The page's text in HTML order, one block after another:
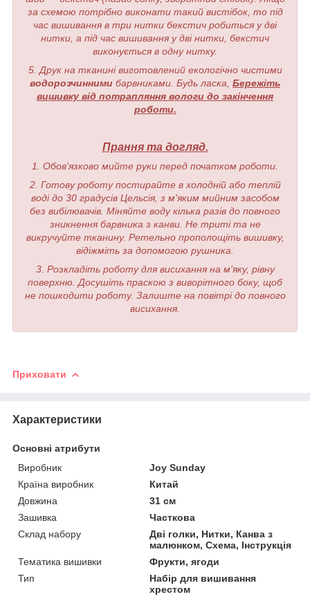
за схемою потрібно виконати такий вистібок, то під
час вишивання в три нитки бекстич робиться у дві
нитки, а під час вишивання у дві нитки, бекстич
виконується в одну нитку.
5. Друк на тканині виготовлений екологічно чистими
водорозчинними барвниками. Будь ласка, Бережіть
вишивку від потрапляння вологи до закінчення
роботи.
Прання та догляд.
1. Обов'язково мийте руки перед початком роботи.
2. Готову роботу постирайте в холодній або теплій
воді до 30 градусів Цельсія, з м'яким мийним засобом
без вибілювачів. Міняйте воду кілька разів до повного
зникнення барвника з канви. Не триті та не
викручуйте тканину. Ретельно прополощіть вишивку,
відіжміть за допомогою рушника.
3. Розкладіть роботу для висихання на м'яку, рівну
поверхню. Досушіть праскою з виворітного боку, щоб
не пошкодити роботу. Залиште на повітрі до повного
висихання.
Приховати
Характеристики
Основні атрибути
Виробник
Joy Sunday
Країна виробник
Китай
Довжина
31 см
Зашивка
Часткова
Склад набору
Дві голки, Нитки, Канва з
малюнком, Схема, Інструкція
Тематика вишивки
Фрукти, ягоди
Тип
Набір для вишивання
хрестом